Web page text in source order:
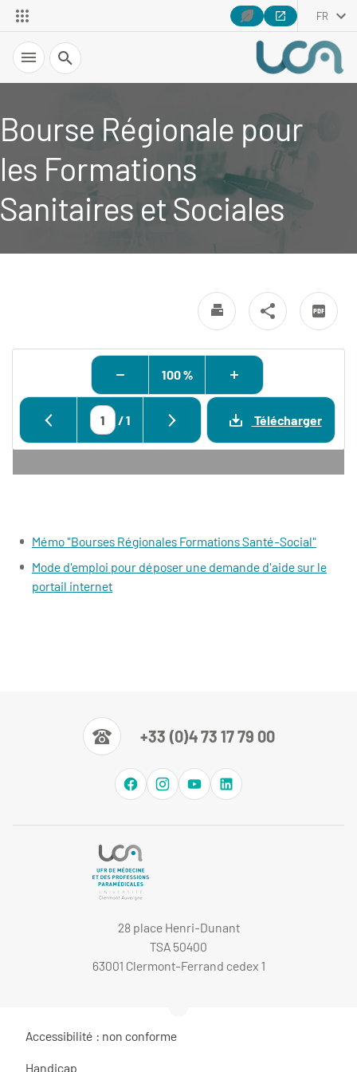
FR
Recherche
Bourse Régionale pour
les Formations
Sanitaires et Sociales
100 %
/1 Télécharger
Mémo "Bourses Régionales Formations Santé-Social"
Mode d'emploi pour déposer une demande d'aide sur le
portail internet
+33 (0)4 73 17 79 00
28 place Henri-Dunant
TSA 50400
63001 Clermont-Ferrand cedex 1
Accessibilité : non conforme
Handicap